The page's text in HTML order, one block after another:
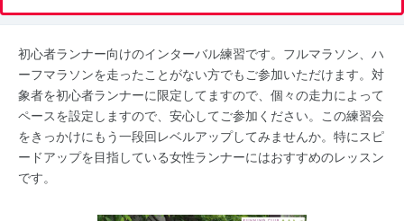
初心者ランナー向けのインターバル練習です。フルマラソン、ハ
ーフマラソンを走ったことがない方でもご参加いただけます。対
象者を初心者ランナーに限定してますので、個々の走力によって
ペースを設定しますので、安心してご参加ください。この練習会
をきっかけにもう一段回レベルアップしてみませんか。特にスピ
ードアップを目指している女性ランナーにはおすすめのレッスン
です。